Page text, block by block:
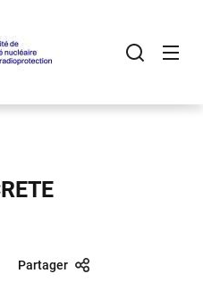
Partager